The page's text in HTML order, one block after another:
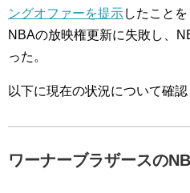
ングオファーを提示したこと
NBAの放映権更新に失敗し、
った。
以下に現在の状況について確認
ワーナーブラザースの